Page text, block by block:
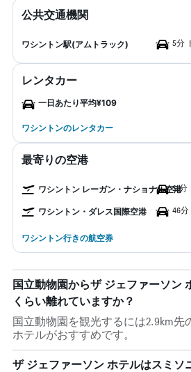
公共交通機関
ワシントン駅(アムトラック) 5分
レンタカー
一日あたり平均¥109
ワシントンのレンタカー
最寄りの空港
ワシントン レーガン・ナショナル空港11分
ワシントン・ダレス国際空港 46
ワシントン行きの航空券
国立動物園からザ ジェファーソン
くらい離れていますか？
国立動物園を観光するには2.9km先
ホテルがおすすめです。
ザ ジェファーソン ホテルはスミソ